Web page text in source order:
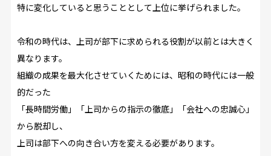
特に変化していると思うこととして上位に挙げられました。
令和の時代は、上司が部下に求められる役割が以前とは大きく
異なります。
組織の成果を最大化させていくためには、昭和の時代には一般
的だった
「長時間労働」「上司からの指示の徹底」「会社への忠誠心」
から脱却し、
上司は部下への向き合い方を変える必要があります。